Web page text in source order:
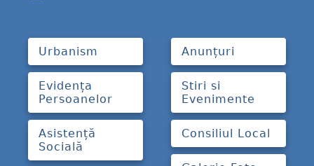
Urbanism
Evidența
Persoanelor
Asistență
Socială
Anunțuri
Stiri si
Evenimente
Consiliul Local